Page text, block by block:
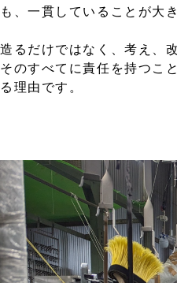
も、一貫していることが大
造るだけではなく、考え、
そのすべてに責任を持つこ
る理由です。